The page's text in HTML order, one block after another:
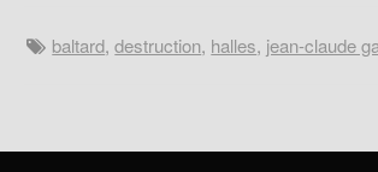
baltard,destruction, halles, jean-claude